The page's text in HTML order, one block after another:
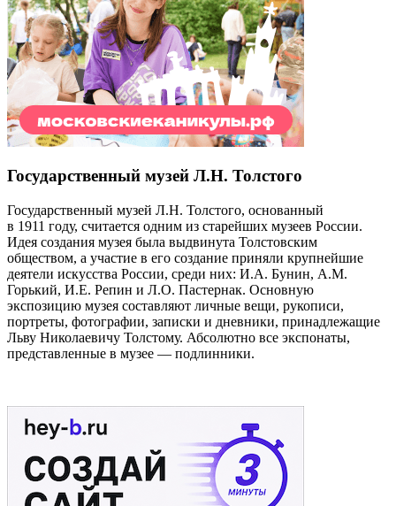
Государственный музей Л.Н. Толстого
Государственный музей Л.Н. Толстого, основанный
в 1911 году, считается одним из старейших музеев России.
Идея создания музея была выдвинута Толстовским
обществом, а участие в его создание приняли крупнейшие
деятели искусства России, среди них: И.А. Бунин, А.М.
Горький, И.Е. Репин и Л.О. Пастернак. Основную
экспозицию музея составляют личные вещи, рукописи,
портреты, фотографии, записки и дневники, принадлежащие
Льву Николаевичу Толстому. Абсолютно все экспонаты,
представленные в музее — подлинники.